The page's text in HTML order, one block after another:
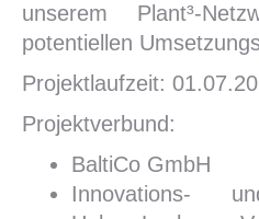
unserem Plant³-
potentiellen
Projektlaufzeit:
Projektverbund:
BaltiCo GmbH
Innovations-